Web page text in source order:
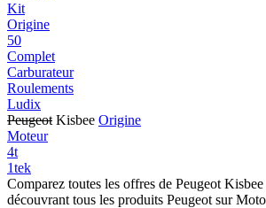
Kit
Origine
50
Complet
Carburateur
Roulements
Ludix
Peugeot Kisbee Origine
Moteur
4t
1tek
Comparez toutes les offres de Peugeot Kisbee
découvrant tous les produits Peugeot sur